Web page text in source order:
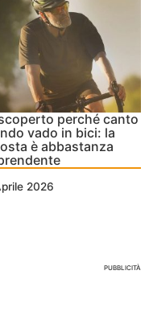
perché canto
vado in bici: la
è abbastanza
2026
PUBBLICITÀ